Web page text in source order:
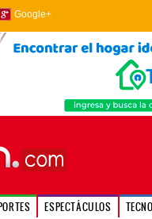
Google+
ESPECTÁCULOS